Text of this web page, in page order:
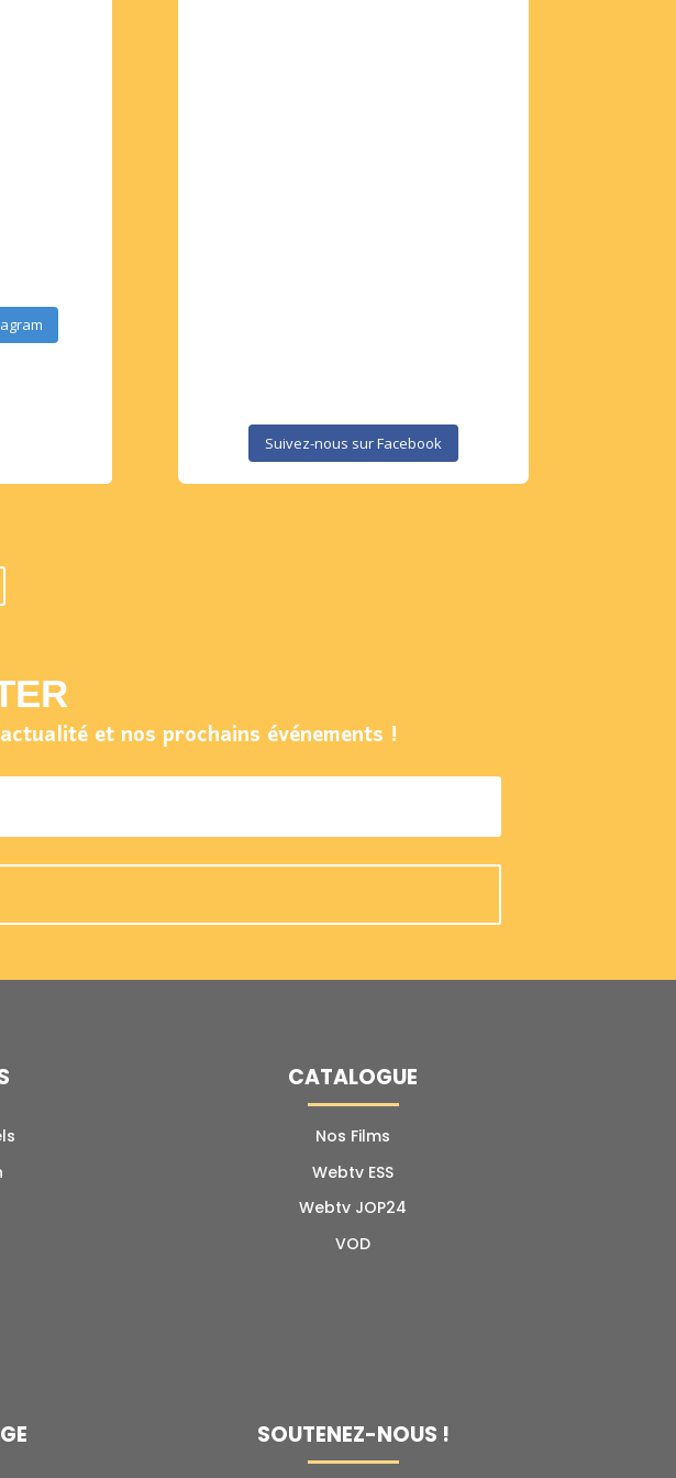
Suivez-nous sur Facebook
et nos prochains événements !
CATALOGUE
Nos Films
Webtv ESS
Webtv JOP24
VOD
SOUTENEZ-NOUS !